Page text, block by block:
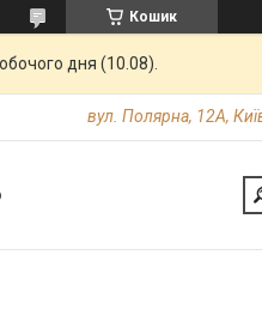
Кошик
дня (10.08).
вул. Полярна, 12А,